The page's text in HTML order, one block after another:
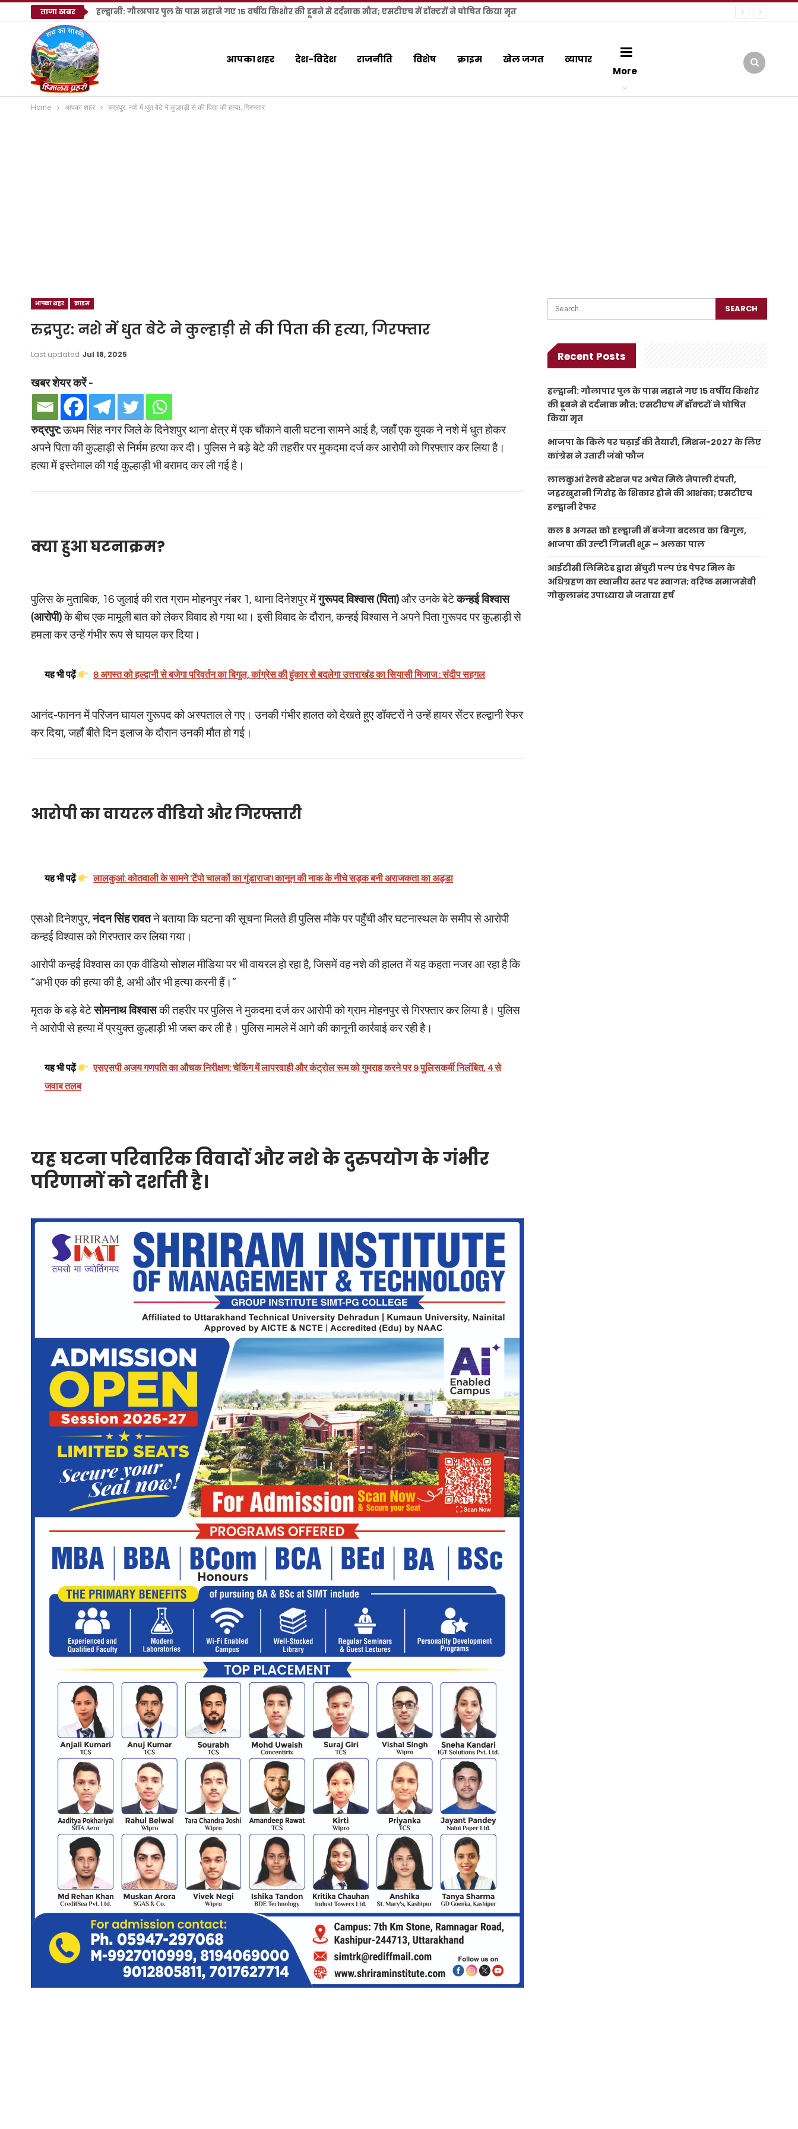
ताजा खबर हल्द्वानी: गौलापार पुल के पास नहाने गए 15 वर्षीय किशोर की डूबने से दर्दनाक मौत; एसटीएच में डॉक्टरों ने घोषित किया मृत
आपका शहर देश-विदेश राजनीति विशेष क्राइम खेल जगत
व्यापार
More
Home आपका शहर रुद्रपुर: नशे में धुत बेटे ने कुल्हाड़ी से की पिता की हत्या, गिरफ्तार
आपका शहर क्राइम
रुद्रपुर: नशे में धुत बेटे ने कुल्हाड़ी से की पिता की हत्या, गिरफ्तार
Last updated Jul 18, 2025
खबर शेयर करें -
रुद्रपुर:ऊधम सिंह नगर जिले के दिनेशपुर थाना क्षेत्र में एक चौंकाने वाली घटना सामने आई है, जहाँ एक युवक ने नशे में धुत होकर
अपने पिता की कुल्हाड़ी से निर्मम हत्या कर दी। पुलिस ने बड़े बेटे की तहरीर पर मुकदमा दर्ज कर आरोपी को गिरफ्तार कर लिया है।
हत्या में इस्तेमाल की गई कुल्हाड़ी भी बरामद कर ली गई है।
क्या हुआ घटनाक्रम?
पुलिस के मुताबिक, 16 जुलाई की रात ग्राम मोहनपुर नंबर 1, थाना दिनेशपुर मेंगुरूपद विश्वास (पिता) और उनके बेटेकन्हई विश्वास
(आरोपी)के बीच एक मामूली बात को लेकर विवाद हो गया था। इसी विवाद के दौरान, कन्हई विश्वास ने अपने पिता गुरूपद पर कुल्हाड़ी से
हमला कर उन्हें गंभीर रूप से घायल कर दिया।
यह भी पढ़ें 8 अगस्त को हल्द्वानी से बजेगा परिवर्तन का बिगुल, कांग्रेस की हुंकार से बदलेगा उत्तराखंड का सियासी मिजाज : संदीप सहगल
आनंद-फानन में परिजन घायल गुरूपद को अस्पताल ले गए। उनकी गंभीर हालत को देखते हुए डॉक्टरों ने उन्हें हायर सेंटर हल्द्वानी रेफर
कर दिया, जहाँ बीते दिन इलाज के दौरान उनकी मौत हो गई।
आरोपी का वायरल वीडियो और गिरफ्तारी
यह भी पढ़ें लालकुआं: कोतवाली के सामने 'टेंपो चालकों का गुंडाराज'! कानून की नाक के नीचे सड़क बनी अराजकता का अड्डा
एसओ दिनेशपुर,नंदन सिंह रावतने बताया कि घटना की सूचना मिलते ही पुलिस मौके पर पहुँची और घटनास्थल के समीप से आरोपी
कन्हई विश्वास को गिरफ्तार कर लिया गया।
आरोपी कन्हई विश्वास का एक वीडियो सोशल मीडिया पर भी वायरल हो रहा है, जिसमें वह नशे की हालत में यह कहता नजर आ रहा है कि
“अभी एक की हत्या की है, अभी और भी हत्या करनी हैं।”
मृतक के बड़े बेटेसोमनाथ विश्वासकी तहरीर पर पुलिस ने मुकदमा दर्ज कर आरोपी को ग्राम मोहनपुर से गिरफ्तार कर लिया है। पुलिस
ने आरोपी से हत्या में प्रयुक्त कुल्हाड़ी भी जब्त कर ली है। पुलिस मामले में आगे की कानूनी कार्रवाई कर रही है।
यह भी पढ़ें
एसएसपी अजय गणपति का औचक निरीक्षण: चेकिंग में लापरवाही और कंट्रोल रूम को गुमराह करने पर 9 पुलिसकर्मी निलंबित, 4 से
जवाब तलब
यह घटना परिवारिक विवादों और नशे के दुरुपयोग के गंभीर
परिणामों को दर्शाती है।
Recent Posts
हल्द्वानी: गौलापार पुल के पास नहाने गए 15 वर्षीय किशोर
की डूबने से दर्दनाक मौत; एसटीएच में डॉक्टरों ने घोषित
किया मृत
भाजपा के किले पर चढ़ाई की तैयारी, मिशन-2027 के लिए
कांग्रेस ने उतारी जंबो फौज
लालकुआं रेलवे स्टेशन पर अचेत मिले नेपाली दंपती,
जहरखुरानी गिरोह के शिकार होने की आशंका; एसटीएच
हल्द्वानी रेफर
कल 8 अगस्त को हल्द्वानी में बजेगा बदलाव का बिगुल,
भाजपा की उल्टी गिनती शुरू – अलका पाल
आईटीसी लिमिटेड द्वारा सेंचुरी पल्प एंड पेपर मिल के
अधिग्रहण का स्थानीय स्तर पर स्वागत; वरिष्ठ समाजसेवी
गोकुलानंद उपाध्याय ने जताया हर्ष